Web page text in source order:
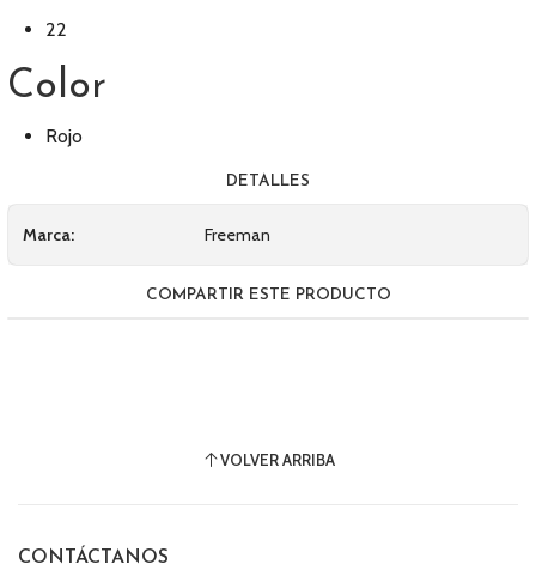
22
Color
Rojo
DETALLES
Marca: Freeman
COMPARTIR ESTE PRODUCTO
VOLVER ARRIBA
CONTÁCTANOS